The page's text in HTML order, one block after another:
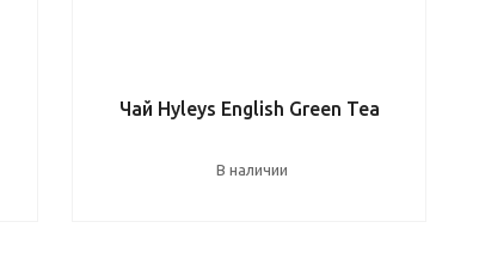
Чай Hyleys English Green Tea
В наличии